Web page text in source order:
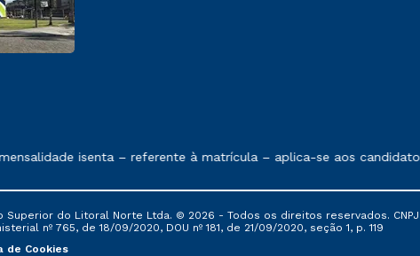
conforme exposto no contrato de prestação de serviços.
isenta – referente à matrícula – aplica-se aos
Superior do Litoral Norte Ltda. © 2026 - Todos os direitos reservados. CNPJ:
nº 765, de 18/09/2020, DOU nº 181, de 21/09/2020, seção 1, p. 119
de Cookies